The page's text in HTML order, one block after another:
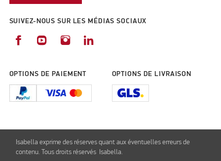
SUIVEZ-NOUS SUR LES MÉDIAS SOCIAUX
OPTIONS DE PAIEMENT OPTIONS DE LIVRAISON
Isabella exprime des réserves quant aux éventuelles erreurs de
contenu. Tous droits réservés Isabella.